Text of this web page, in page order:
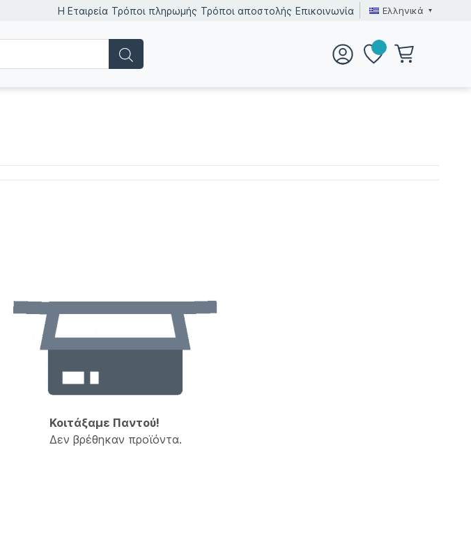
Η Εταιρεία Τρόποι πληρωμής Τρόποι αποστολής Επικοινωνία Ελληνικά
Κοιτάξαμε Παντού!
Δεν βρέθηκαν προϊόντα.